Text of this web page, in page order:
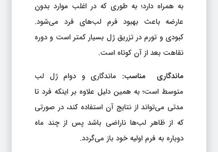
به همراه دارد؛ به طوری که در اغلب موارد بدون
عارضه باعث بهبود فرم لب‌های فرد می‌شود.
کبودی و تورم در تزریق ژل بسیار کمتر است و دوره
نقاهت بعد از آن کوتاه است.
ماندگاری مناسب: ماندگاری و دوام ژل لب
متوسط است؛ به همین دلیل علاوه بر اینکه فرد تا
مدتی می‌تواند از نتایج آن استفاده کند، در صورتی
که از ظاهر لب‌ها ناراضی باشد پس از چند ماه
دوباره به فرم اولیه خود باز می‌گردد.